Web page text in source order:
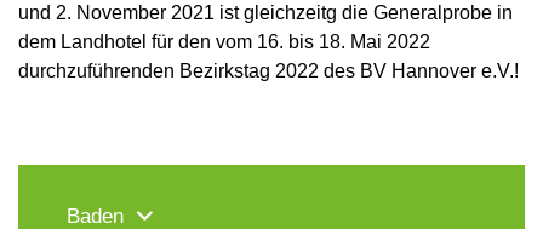
und 2. November 2021 ist gleichzeitg die Generalprobe in
dem Landhotel für den vom 16. bis 18. Mai 2022
durchzuführenden Bezirkstag 2022 des BV Hannover e.V.!
Baden